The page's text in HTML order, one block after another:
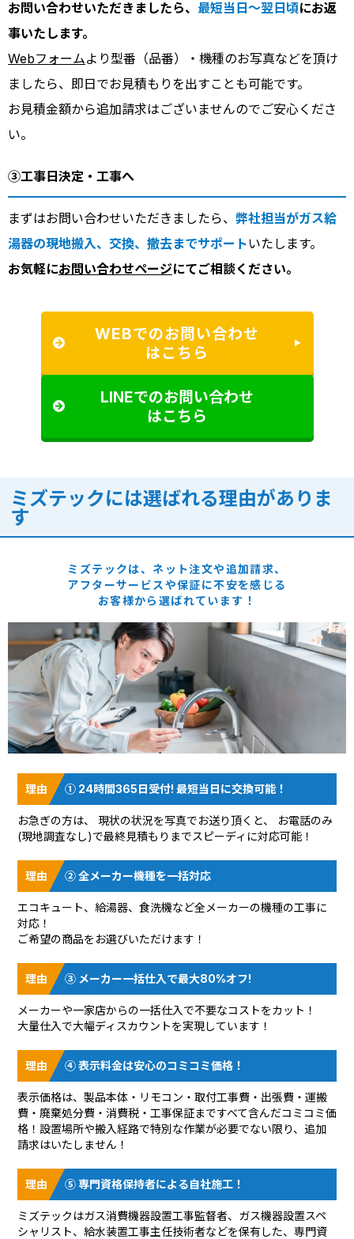
お問い合わせいただきましたら、 最短当日～翌日頃にお返
事いたします。
Webフォームより型番（品番）・機種のお写真などを頂け
ましたら、即日でお見積もりを出すことも可能です。
お見積金額から追加請求はございませんのでご安心くださ
い。
③工事日決定・工事へ
まずはお問い合わせいただきましたら、 弊社担当がガス給
湯器の現地搬入、交換、撤去までサポート いたします。
お気軽にお問い合わせページにてご相談ください。
WEBでのお問い合わせ
はこちら
LINEでのお問い合わせ
はこちら
ミズテックには選ばれる理由がありま
す
ミズテックは、ネット注文や追加請求、
アフターサービスや保証に不安を感じる
お客様から選ばれています！
① 24時間365日受付! 最短当日に交換可能！
お急ぎの方は、 現状の状況を写真でお送り頂く と、 お電話のみ
(現地調査なし)で最終見積もりまでスピーディに対応可能！
② 全メーカー機種を一括対応
エコキュート、給湯器、食洗機など全メーカーの機種の工事に
対応！
ご希望の商品をお選びいただけます！
③ メーカー一括仕入で最大80%オフ!
メーカーや一家店からの一括仕入で不要なコストをカット！
大量仕入で大幅ディスカウントを実現しています！
④ 表示料金は安心のコミコミ価格！
表示価格は、製品本体・リモコン・取付工事費・出張費・運搬
費・廃棄処分費・消費税・工事保証まですべて含んだコミコミ価
格！設置場所や搬入経路で特別な作業が必要でない限り、追加
請求はいたしません！
⑤ 専門資格保持者による自社施工！
ミズテックはガス消費機器設置工事監督者、ガス機器設置スペ
シャリスト、給水装置工事主任技術者などを保有した、専門資